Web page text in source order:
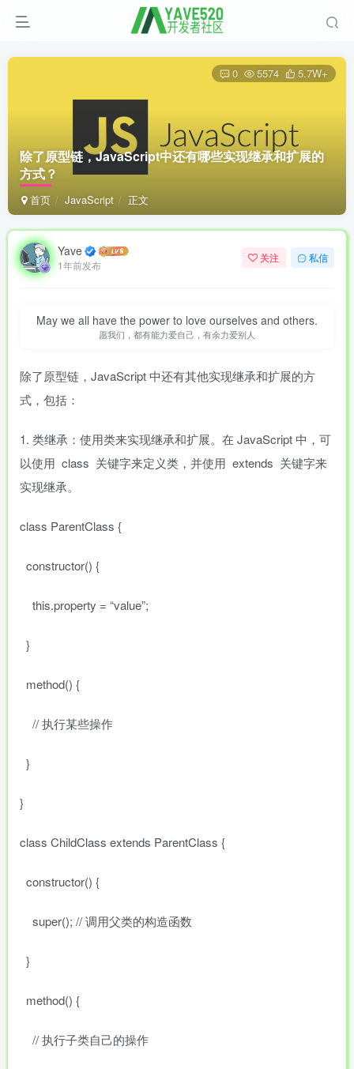
除了原型链，JavaScript中还有哪些实现继承和扩展的
方式？
首页 JavaScript 正文
0 5574 5.7W+
Yave
1年前发布
关注 私信
May we all have the power to love ourselves and others.
愿我们，都有能力爱自己，有余力爱别人
除了原型链，JavaScript 中还有其他实现继承和扩展的方
式，包括：
1. 类继承：使用类来实现继承和扩展。在 JavaScript 中，可
以使用 class 关键字来定义类，并使用 extends 关键字来
实现继承。
class ParentClass {
constructor() {
this.property = “value”;
}
method() {
// 执行某些操作
}
}
class ChildClass extends ParentClass {
constructor() {
super(); // 调用父类的构造函数
}
method() {
// 执行子类自己的操作